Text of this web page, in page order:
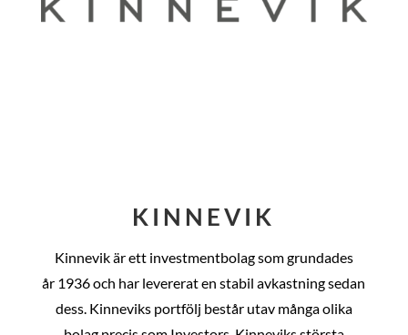
KINNEVIK
Kinnevik är ett investmentbolag som grundades
år 1936 och har levererat en stabil avkastning sedan
dess. Kinneviks portfölj består utav många olika